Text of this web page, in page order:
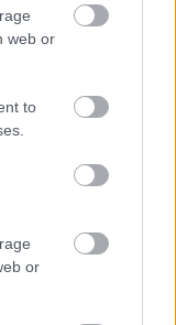
web or
to
or